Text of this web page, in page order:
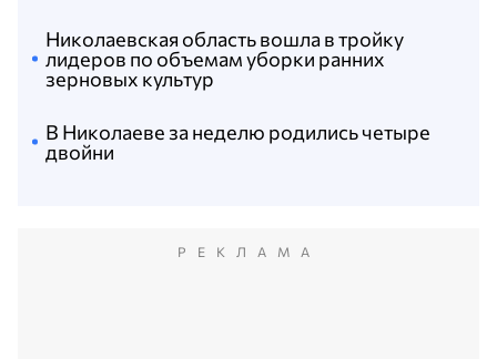
В Николаеве за неделю родились четыре
двойни
Николаевская область вошла в тройку
лидеров по объемам уборки ранних
зерновых культур
РЕКЛАМА